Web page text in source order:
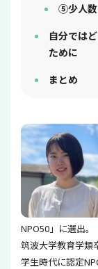
⑤少人数
自分では
ために
まとめ
NPO50」に選出。
筑波大学教育学類
学生時代に認定